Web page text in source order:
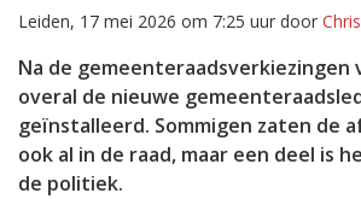
Leiden, 17 mei 2026 om 7:25 uur door
Na de gemeenteraadsverkiezingen
overal de nieuwe
geïnstalleerd. Sommigen zaten de
ook al in de raad, maar een deel is
de politiek.